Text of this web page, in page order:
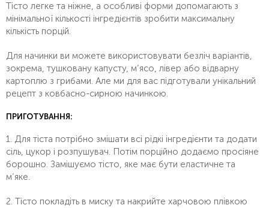
Тісто легке та ніжне, а особливі форми допомагають з
мінімальної кількості інгредієнтів зробити максимальну
кількість порцій.
Для начинки ви можете використовувати безліч варіантів,
зокрема, тушковану капусту, м’ясо, лівер або відварну
картоплю з грибами. Але ми для вас підготували унікальний
рецепт з ковбасно-сирною начинкою.
ПРИГОТУВАННЯ:
1. Для тіста потрібно змішати всі рідкі інгредієнти та додати
сіль, цукор і розпушувач. Потім порційно додаємо просіяне
борошно. Замішуємо тісто, яке має бути еластичне та
м’яке.
2. Тісто покладіть в миску та накрийте харчовою плівкою